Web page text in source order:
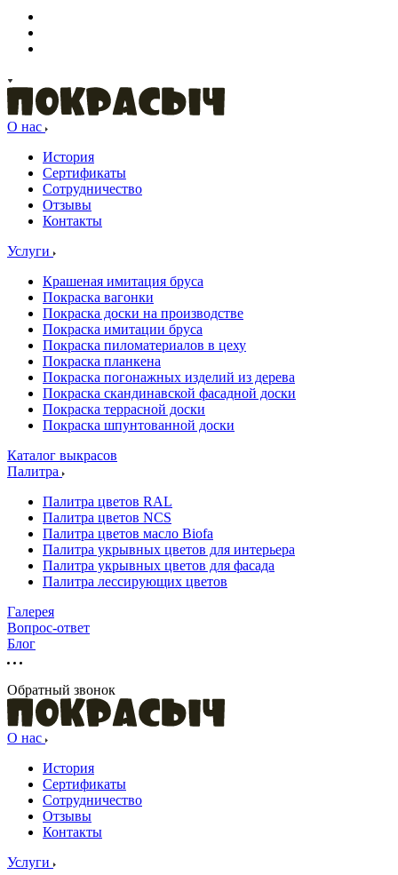
О нас
История
Сертификаты
Сотрудничество
Отзывы
Контакты
Услуги
Крашеная имитация бруса
Покраска вагонки
Покраска доски на производстве
Покраска имитации бруса
Покраска пиломатериалов в цеху
Покраска планкена
Покраска погонажных изделий из дерева
Покраска скандинавской фасадной доски
Покраска террасной доски
Покраска шпунтованной доски
Каталог выкрасов
Палитра
Палитра цветов RAL
Палитра цветов NCS
Палитра цветов масло Biofa
Палитра укрывных цветов для интерьера
Палитра укрывных цветов для фасада
Палитра лессирующих цветов
Галерея
Вопрос-ответ
Блог
Обратный звонок
О нас
История
Сертификаты
Сотрудничество
Отзывы
Контакты
Услуги